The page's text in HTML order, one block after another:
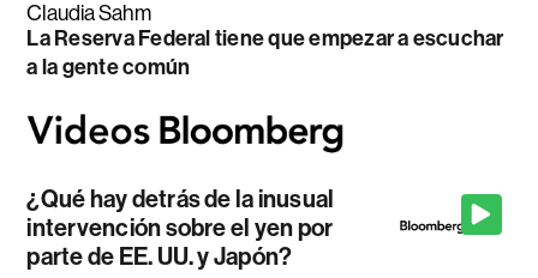
Claudia Sahm
La Reserva Federal tiene que empezar a escuchar
a la gente común
¿Qué hay detrás de la inusual
intervención sobre el yen por
parte de EE. UU. y Japón?